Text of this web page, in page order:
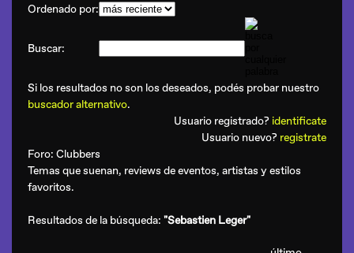
Ordenado por:
Buscar:
Si los resultados no son los deseados, podés probar nuestro
buscador alternativo.
Usuario registrado? identificate
Usuario nuevo? registrate
Foro: Clubbers
Temas que suenan, reviews de eventos, artistas y estilos
favoritos.
Resultados de la búsqueda: "Sebastien Leger"